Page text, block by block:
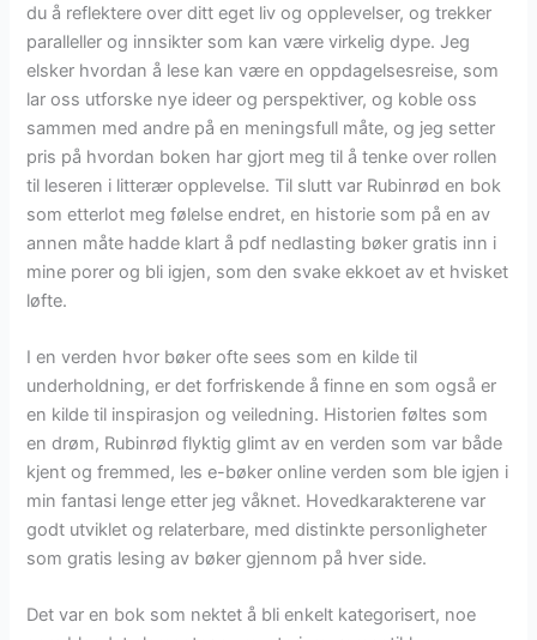
du å reflektere over ditt eget liv og opplevelser, og trekker
paralleller og innsikter som kan være virkelig dype. Jeg
elsker hvordan å lese kan være en oppdagelsesreise, som
lar oss utforske nye ideer og perspektiver, og koble oss
sammen med andre på en meningsfull måte, og jeg setter
pris på hvordan boken har gjort meg til å tenke over rollen
til leseren i litterær opplevelse. Til slutt var Rubinrød en bok
som etterlot meg følelse endret, en historie som på en av
annen måte hadde klart å pdf nedlasting bøker gratis inn i
mine porer og bli igjen, som den svake ekkoet av et hvisket
løfte.
I en verden hvor bøker ofte sees som en kilde til
underholdning, er det forfriskende å finne en som også er
en kilde til inspirasjon og veiledning. Historien føltes som
en drøm, Rubinrød flyktig glimt av en verden som var både
kjent og fremmed, les e-bøker online verden som ble igjen i
min fantasi lenge etter jeg våknet. Hovedkarakterene var
godt utviklet og relaterbare, med distinkte personligheter
som gratis lesing av bøker gjennom på hver side.
Det var en bok som nektet å bli enkelt kategorisert, noe